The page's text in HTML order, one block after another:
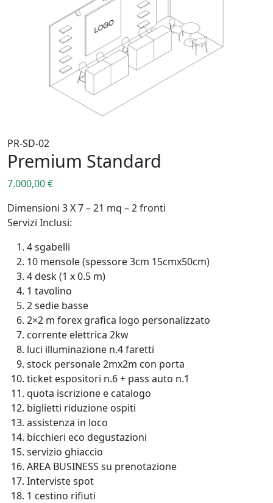
PR-SD-02
Premium Standard
7.000,00€
Dimensioni 3 X 7 – 21 mq – 2 fronti
Servizi Inclusi:
4 sgabelli
10 mensole (spessore 3cm 15cmx50cm)
4 desk (1 x 0.5 m)
1 tavolino
2 sedie basse
2×2 m forex grafica logo personalizzato
corrente elettrica 2kw
luci illuminazione n.4 faretti
stock personale 2mx2m con porta
ticket espositori n.6 + pass auto n.1
quota iscrizione e catalogo
biglietti riduzione ospiti
assistenza in loco
bicchieri eco degustazioni
servizio ghiaccio
AREA BUSINESS su prenotazione
Interviste spot
1 cestino rifiuti